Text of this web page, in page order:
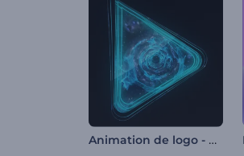
Animation de logo - Univers étoilé